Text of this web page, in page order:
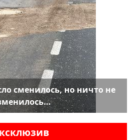
сменилось, но ничто не